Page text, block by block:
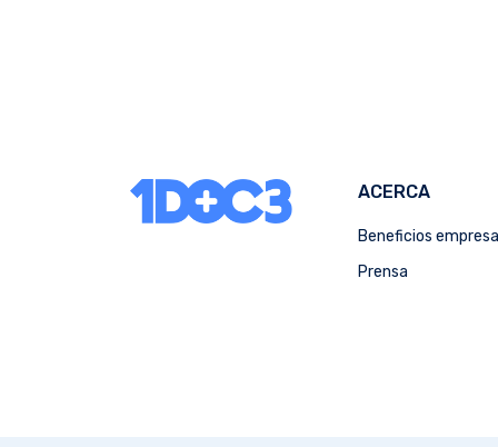
ACERCA
Beneficios
Prensa